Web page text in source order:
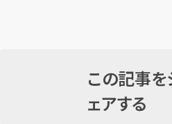
この記事を
ェアする